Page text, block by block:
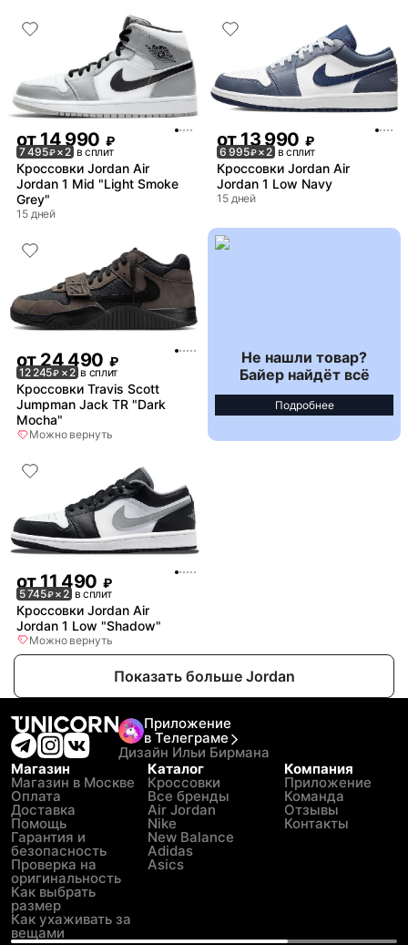
от 14 990 ₽
7 495₽× 2 в сплит
Кроссовки Jordan Air
Jordan 1 Mid "Light Smoke
Grey"
15 дней
от 13 990 ₽
6 995₽× 2 в сплит
Кроссовки Jordan Air
Jordan 1 Low Navy
15 дней
от24 490 ₽
12 245₽ × 2 в сплит
Кроссовки Travis Scott
Jumpman Jack TR "Dark
Mocha"
Можно вернуть
Не нашли товар?
Байер найдёт всё
Подробнее
от11 490 ₽
5 745₽× 2 в сплит
Кроссовки Jordan Air
Jordan 1 Low "Shadow"
Можно вернуть
Показать больше Jordan
Приложение
в Телеграме
Дизайн Ильи Бирмана
Магазин
Магазин в Москве
Оплата
Доставка
Помощь
Гарантия и
безопасность
Проверка на
оригинальность
Как выбрать
размер
Как ухаживать за
вещами
Каталог
Кроссовки
Все бренды
Air Jordan
Nike
New Balance
Adidas
Asics
Компания
Приложение
Команда
Отзывы
Контакты